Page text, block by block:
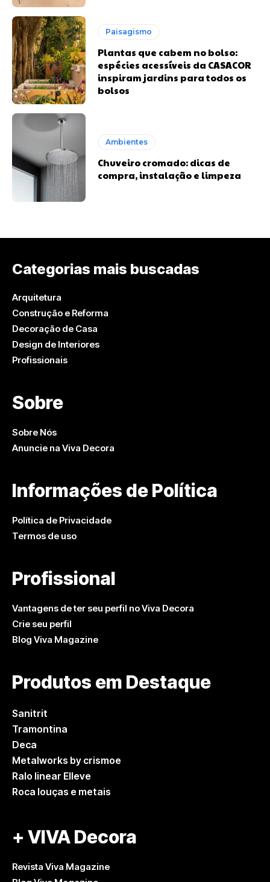
Paisagismo
Plantas que cabem no bolso:
espécies acessíveis da CASACOR
inspiram jardins para todos os
bolsos
Ambientes
Chuveiro cromado: dicas de
compra, instalação e limpeza
Categorias mais buscadas
Arquitetura
Construção e Reforma
Decoração de Casa
Design de Interiores
Profissionais
Sobre
Sobre Nós
Anuncie na Viva Decora
Informações de Política
Política de Privacidade
Termos de uso
Profissional
Vantagens de ter seu perfil no Viva Decora
Crie seu perfil
Blog Viva Magazine
Produtos em Destaque
Sanitrit
Tramontina
Deca
Metalworks by crismoe
Ralo linear Elleve
Roca louças e metais
+ VIVA Decora
Revista Viva Magazine